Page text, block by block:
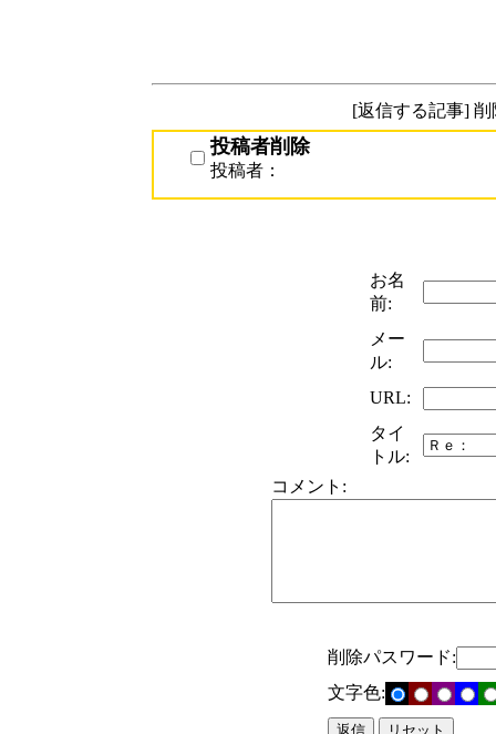
[返信する記事]
投稿者削除
投稿者：
お名
前:
メー
ル:
URL:
タイ
トル:
コメント:
削除パスワード:
文字色: